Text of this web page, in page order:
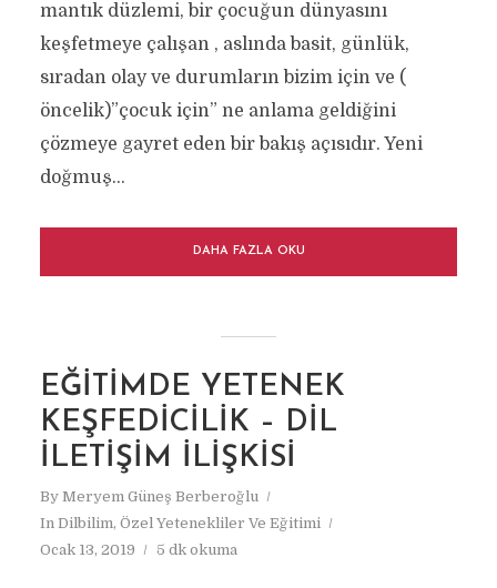
mantık düzlemi, bir çocuğun dünyasını
keşfetmeye çalışan , aslında basit, günlük,
sıradan olay ve durumların bizim için ve (
öncelik)”çocuk için” ne anlama geldiğini
çözmeye gayret eden bir bakış açısıdır. Yeni
doğmuş...
DAHA FAZLA OKU
EĞITIMDE YETENEK
KEŞFEDICILIK – DIL
İLETIŞIM İLIŞKISI
By Meryem Güneş Berberoğlu
In Dilbilim, Özel Yetenekliler Ve Eğitimi
Ocak 13, 2019
5 dk okuma